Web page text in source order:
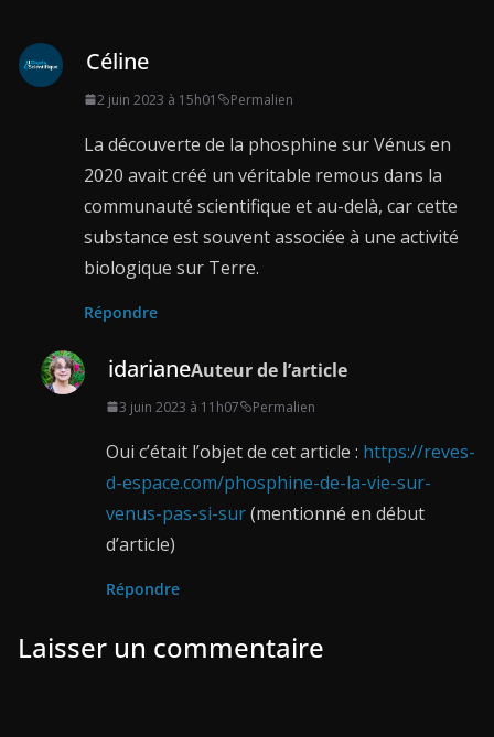
Céline
2 juin 2023 à 15h01 Permalien
La découverte de la phosphine sur Vénus en
2020 avait créé un véritable remous dans la
communauté scientifique et au-delà, car cette
substance est souvent associée à une activité
biologique sur Terre.
Répondre
idarianeAuteur de l’article
3 juin 2023 à 11h07 Permalien
Oui c’était l’objet de cet article : https://reves-
d-espace.com/phosphine-de-la-vie-sur-
venus-pas-si-sur(mentionné en début
d’article)
Répondre
Laisser un commentaire